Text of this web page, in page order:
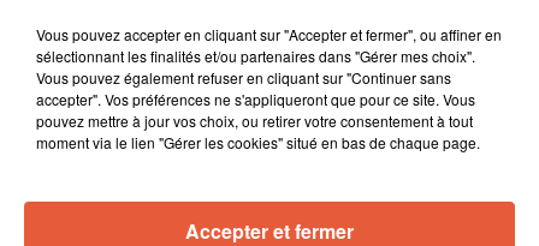
À LA UNE
Vous pouvez accepter en cliquant sur "Accepter et fermer", ou affiner en
sélectionnant les finalités et/ou partenaires dans "Gérer mes choix".
Vous pouvez également refuser en cliquant sur "Continuer sans
accepter". Vos préférences ne s'appliqueront que pour ce site. Vous
pouvez mettre à jour vos choix, ou retirer votre consentement à tout
moment via le lien "Gérer les cookies" situé en bas de chaque page.
Accepter et fermer